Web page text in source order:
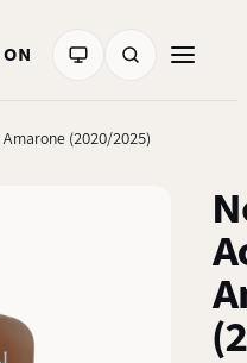
(2020/2025)